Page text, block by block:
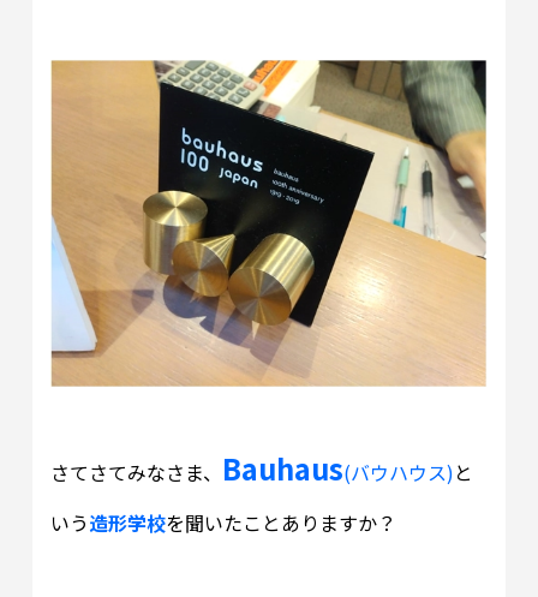
さてさてみなさま、 Bauhaus(バウハウス)と
いう造形学校を聞いたことありますか？